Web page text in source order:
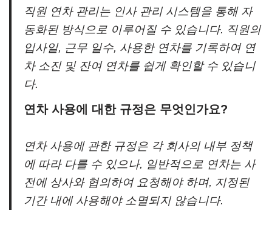
직원 연차 관리는 인사 관리 시스템을 통해 자
동화된 방식으로 이루어질 수 있습니다. 직원의
입사일, 근무 일수, 사용한 연차를 기록하여 연
차 소진 및 잔여 연차를 쉽게 확인할 수 있습니
다.
연차 사용에 대한 규정은 무엇인가요?
연차 사용에 관한 규정은 각 회사의 내부 정책
에 따라 다를 수 있으나, 일반적으로 연차는 사
전에 상사와 협의하여 요청해야 하며, 지정된
기간 내에 사용해야 소멸되지 않습니다.